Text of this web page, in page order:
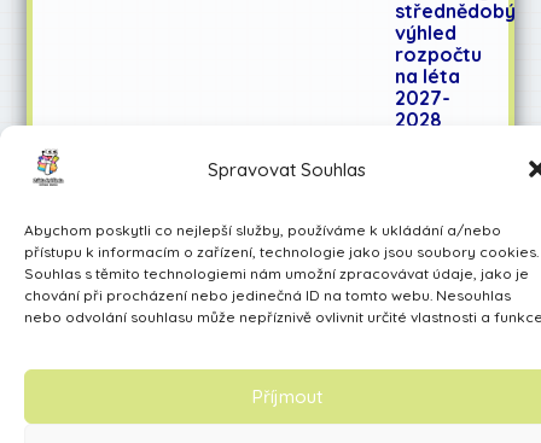
Spravovat Souhlas
Abychom poskytli co nejlepší služby, používáme k ukládání a/nebo
přístupu k informacím o zařízení, technologie jako jsou soubory cookies.
Souhlas s těmito technologiemi nám umožní zpracovávat údaje, jako je
chování při procházení nebo jedinečná ID na tomto webu. Nesouhlas
nebo odvolání souhlasu může nepříznivě ovlivnit určité vlastnosti a
Příjmout
střednědobý
výhled
rozpočtu
na léta
2027-
2028
Made by Avarita